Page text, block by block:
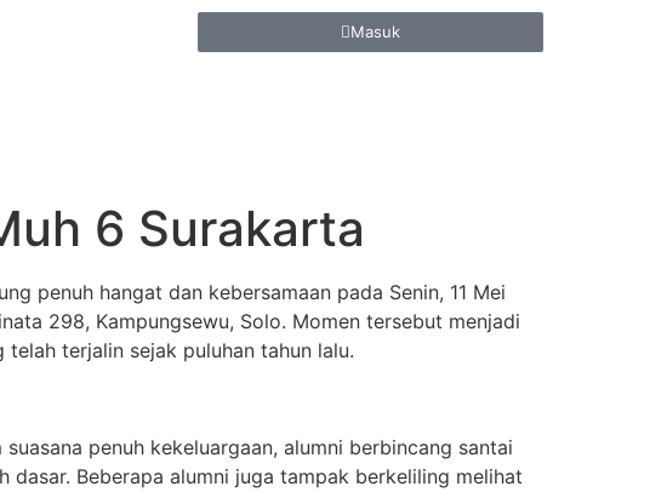
Masuk
6 Surakarta
penuh hangat dan kebersamaan pada Senin, 11 Mei
298, Kampungsewu, Solo. Momen tersebut menjadi
terjalin sejak puluhan tahun lalu.
penuh kekeluargaan, alumni berbincang santai
Beberapa alumni juga tampak berkeliling melihat